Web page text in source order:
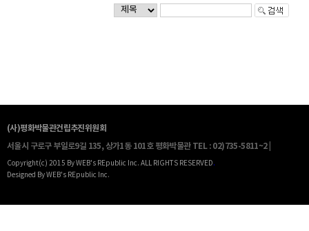
(사)평화박물관건립추진위원회
서울시 구로구 부일로9길 135, 상가1동 101호 평화박물관 TEL : 02)735-5811~2 |
Copyright(c) 2015 By WEB's REpublic Inc. ALL RIGHTS RESERVED.
Designed By WEB's REpublic Inc.